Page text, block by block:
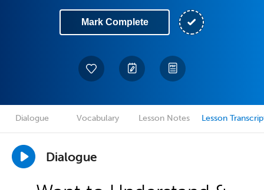
Mark Complete
Dialogue Vocabulary Lesson Notes Lesson
Dialogue